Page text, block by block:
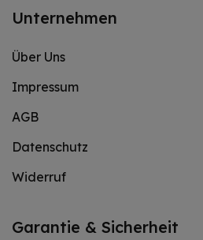
Unternehmen
Über Uns
Impressum
AGB
Datenschutz
Widerruf
Garantie & Sicherheit